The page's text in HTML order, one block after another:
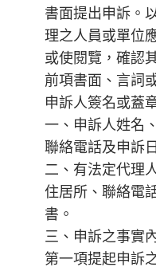
書面提出申訴。
理之人員或單位
或使閱覽，確認
前項書面、言詞
申訴人簽名或蓋
一、申訴人姓名
聯絡電話及申訴
二、有法定代理
住居所、聯絡電
書。
三、申訴之事實
第一項提起申訴